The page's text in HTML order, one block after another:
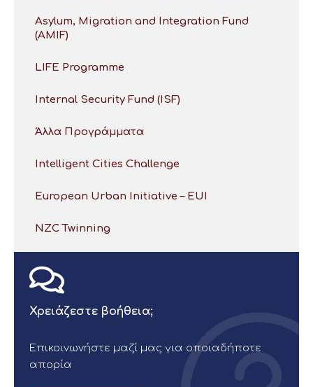
Asylum, Migration and Integration Fund
(AMIF)
LIFE Programme
Internal Security Fund (ISF)
Άλλα Προγράμματα
Intelligent Cities Challenge
European Urban Initiative – EUI
NZC Twinning
Χρειάζεστε βοήθεια;
Επικοινωνήστε μαζί μας για οποιαδήποτε
απορία